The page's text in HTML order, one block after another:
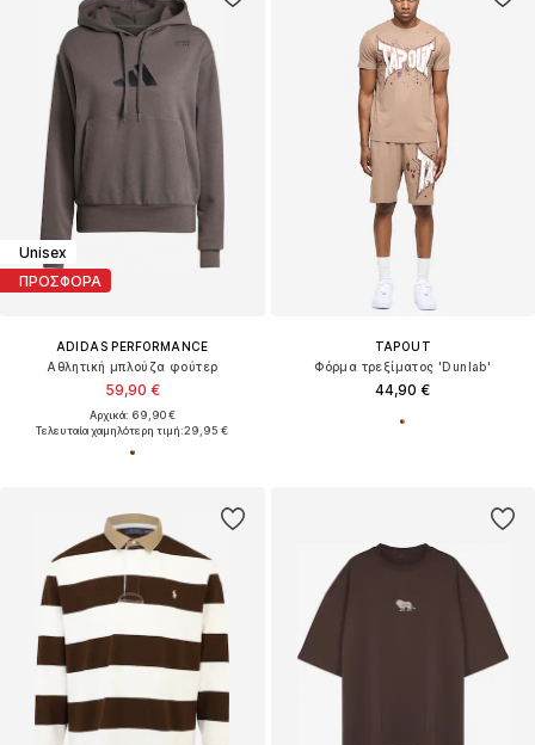
Unisex
ΠΡΟΣΦΟΡΑ
ADIDAS PERFORMANCE
Αθλητική μπλούζα φούτερ
59,90 €
Αρχικά: 69,90 €
Τελευταία χαμηλότερη τιμή:29,95 €
TAPOUT
Φόρμα τρεξίματος 'Dunlab'
44,90 €